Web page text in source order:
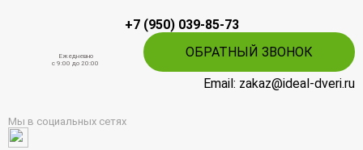
+7 (950) 039-85-73
Ежедневно
c 9:00 до 20:00
ОБРАТНЫЙ ЗВОНОК
Email: zakaz@ideal-dveri.ru
Мы в социальных сетях